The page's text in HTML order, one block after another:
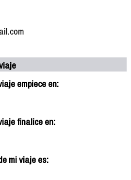
empiece en:
finalice en:
mi viaje es: